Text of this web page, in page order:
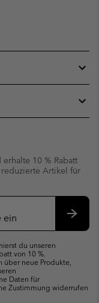
10 % Rabatt
Artikel für
du unseren
von 10 %.
neue Produkte,
Daten für
Zustimmung widerrufen